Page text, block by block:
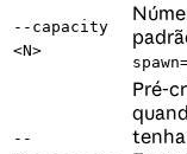
--capacity
<N>
--
Pré-